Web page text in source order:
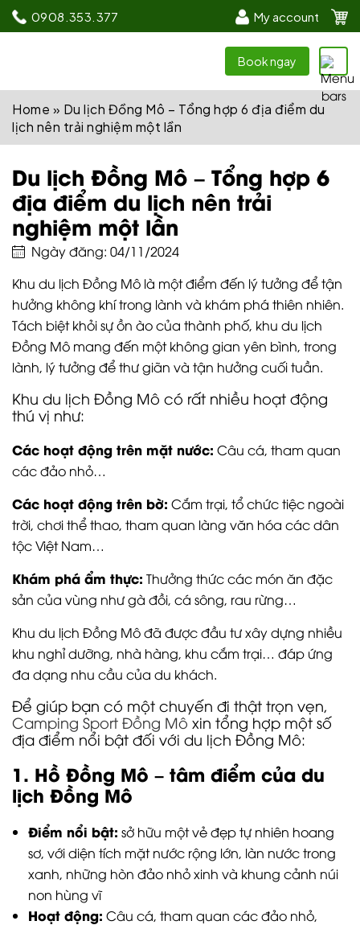
0908.353.377 My account
Book ngay
Home » Du lịch Đồng Mô – Tổng hợp 6 địa điểm du
lịch nên trải nghiệm một lần
Du lịch Đồng Mô – Tổng hợp 6
địa điểm du lịch nên trải
nghiệm một lần
Ngày đăng: 04/11/2024
Khu du lịch Đồng Mô là một điểm đến lý tưởng để tận
hưởng không khí trong lành và khám phá thiên nhiên.
Tách biệt khỏi sự ồn ào của thành phố, khu du lịch
Đồng Mô mang đến một không gian yên bình, trong
lành, lý tưởng để thư giãn và tận hưởng cuối tuần.
Khu du lịch Đồng Mô có rất nhiều hoạt động
thú vị như:
Các hoạt động trên mặt nước: Câu cá, tham quan
các đảo nhỏ…
Các hoạt động trên bờ: Cắm trại, tổ chức tiệc ngoài
trời, chơi thể thao, tham quan làng văn hóa các dân
tộc Việt Nam…
Khám phá ẩm thực: Thưởng thức các món ăn đặc
sản của vùng như gà đồi, cá sông, rau rừng…
Khu du lịch Đồng Mô đã được đầu tư xây dựng nhiều
khu nghỉ dưỡng, nhà hàng, khu cắm trại… đáp ứng
đa dạng nhu cầu của du khách.
Để giúp bạn có một chuyến đi thật trọn vẹn,
Camping Sport Đồng Môxin tổng hợp một số
địa điểm nổi bật đối với du lịch Đồng Mô:
1. Hồ Đồng Mô – tâm điểm của du
lịch Đồng Mô
Điểm nổi bật: sở hữu một vẻ đẹp tự nhiên hoang
sơ, với diện tích mặt nước rộng lớn, làn nước trong
xanh, những hòn đảo nhỏ xinh và khung cảnh núi
non hùng vĩ
Hoạt động: Câu cá, tham quan các đảo nhỏ,